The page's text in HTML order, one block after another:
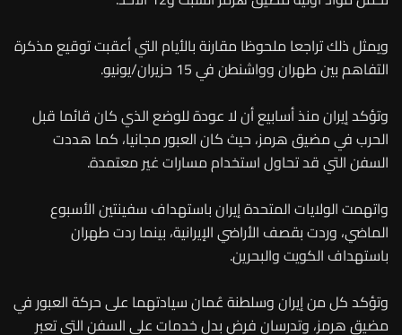
ويمثل ذلك تراجعا ملحوظا مقارنة بالأيام التي أعقبت توقيع مذكرة
التفاهم بين طهران وواشنطن في 15 حزيران/يونيو.
وتؤكد إيران منذ أسابيع أن لا عودة للوضع الذي كان قائما قبل
الحرب في مضيق هرمز، حيث كان العبور مجانيا، كما هددت
السفن التي قد تحاول استخدام مسارات غير معتمدة.
واتهمت الولايات المتحدة إيران باستهداف سفينتين الأسبوع
الماضي، وردت بقصف الأراضي الإيرانية، بينما ردت طهران
باستهداف الكويت والبحرين.
وتؤكد كل من إيران وسلطنة عُمان سيادتهما على حركة العبور في
مضيق هرمز، وتدرسان فرض بدل خدمات على السفن التي تعبر